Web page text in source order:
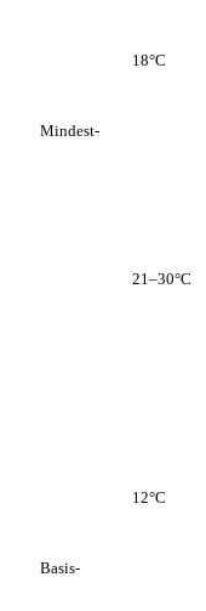
Mindest-
18°C
21–30°C
Basis-
12°C